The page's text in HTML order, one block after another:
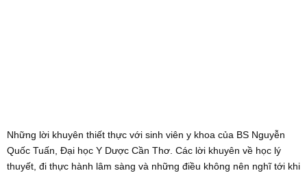
Những lời khuyên thiết thực với sinh viên y khoa của BS Nguyễn
Quốc Tuấn, Đại học Y Dược Cần Thơ. Các lời khuyên về học lý
thuyết, đi thực hành lâm sàng và những điều không nên nghĩ tới khi